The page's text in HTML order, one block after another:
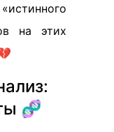
на этих
🧬